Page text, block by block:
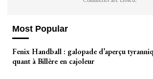
Most Popular
Fenix Handball : galopade d’aperçu
quant à Billère en cajoleur